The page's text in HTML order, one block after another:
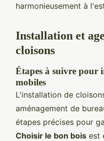
harmonieusement à
Installation et
cloisons
Étapes à suivre pour
mobiles
L'installation de
aménagement de
étapes précises pour
Choisir le bon bois est